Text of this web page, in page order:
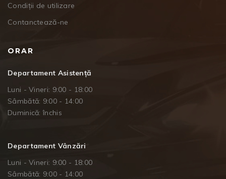
Condiții de utilizare
Contanctează-ne
ORAR
Departament Asistență
Luni - Vineri: 9:00 - 18:00
Sâmbătă: 9:00 - 14:00
Duminică: închis
Departament Vânzări
Luni - Vineri: 9:00 - 18:00
Sâmbătă: 9:00 - 14:00